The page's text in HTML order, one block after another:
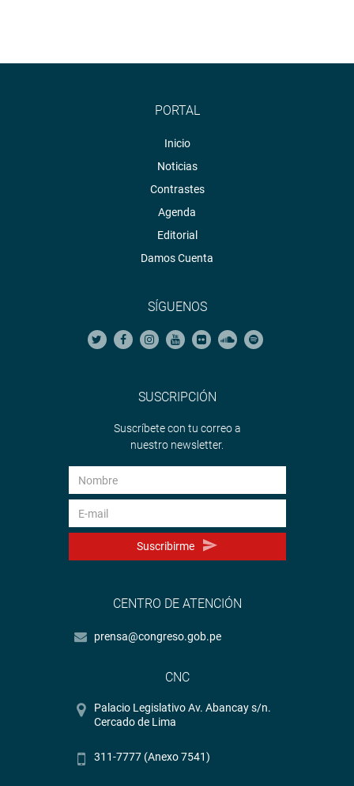
PORTAL
Inicio
Noticias
Contrastes
Agenda
Editorial
Damos Cuenta
SÍGUENOS
SUSCRIPCIÓN
Suscríbete con tu correo a
nuestro newsletter.
Suscribirme
CENTRO DE ATENCIÓN
prensa@congreso.gob.pe
CNC
Palacio Legislativo Av. Abancay s/n.
Cercado de Lima
311-7777 (Anexo 7541)